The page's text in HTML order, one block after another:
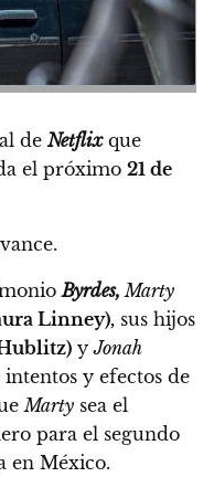
deNetflixque
el próximo 21 de
Byrdes, Marty
Linney), sus hijos
yJonah
intentos y efectos de
Marty sea el
para el segundo
en México.